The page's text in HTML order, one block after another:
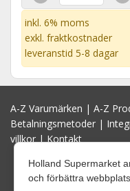
inkl. 6% moms
exkl. fraktkostnader
leveranstid 5-8 dagar
A-Z Varumärken | A-Z
Betalningsmetoder |
villkor|Kontakt
Holland Supermarket
och förbättra